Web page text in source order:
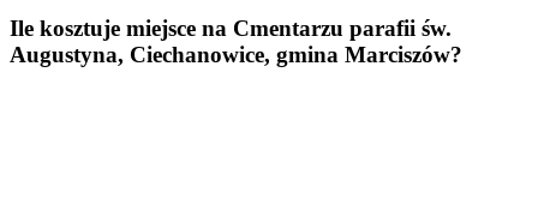
Ile kosztuje miejsce na Cmentarzu parafii św.
Augustyna, Ciechanowice, gmina Marciszów?